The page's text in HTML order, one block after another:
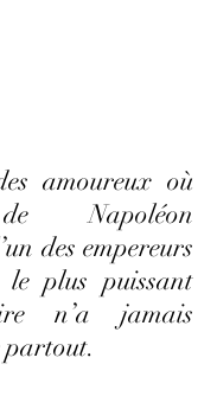
amoureux où
Napoléon
des empereurs
le plus puissant
n’a jamais
partout.